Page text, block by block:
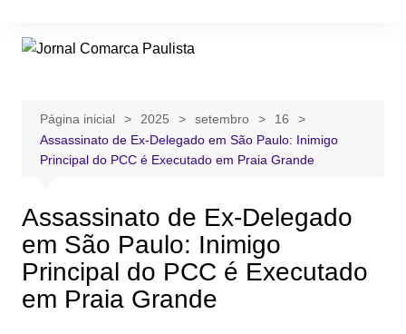
Página inicial 2025 setembro
16
Assassinato de Ex-Delegado em São Paulo: Inimigo
Principal do PCC é Executado em Praia Grande
Assassinato de Ex-Delegado
em São Paulo: Inimigo
Principal do PCC é Executado
em Praia Grande